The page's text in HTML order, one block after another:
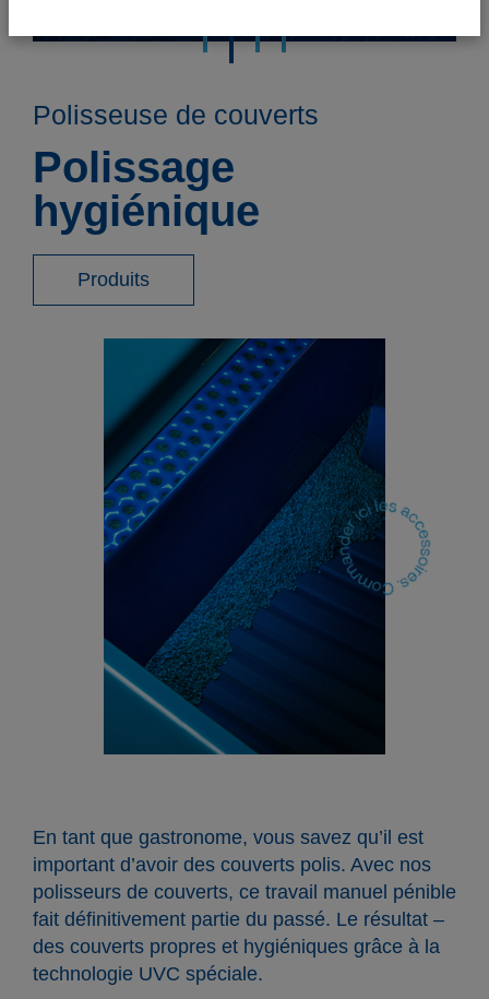
Polisseuse de couverts
Polissage
hygiénique
Produits
En tant que gastronome, vous savez qu’il est
important d’avoir des couverts polis. Avec nos
polisseurs de couverts, ce travail manuel pénible
fait définitivement partie du passé. Le résultat –
des couverts propres et hygiéniques grâce à la
technologie UVC spéciale.